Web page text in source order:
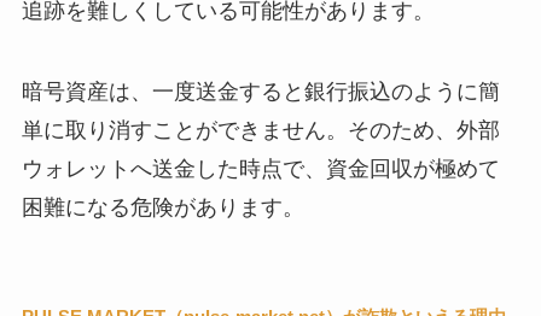
追跡を難しくしている可能性があります。
暗号資産は、一度送金すると銀行振込のように簡
単に取り消すことができません。そのため、外部
ウォレットへ送金した時点で、資金回収が極めて
困難になる危険があります。